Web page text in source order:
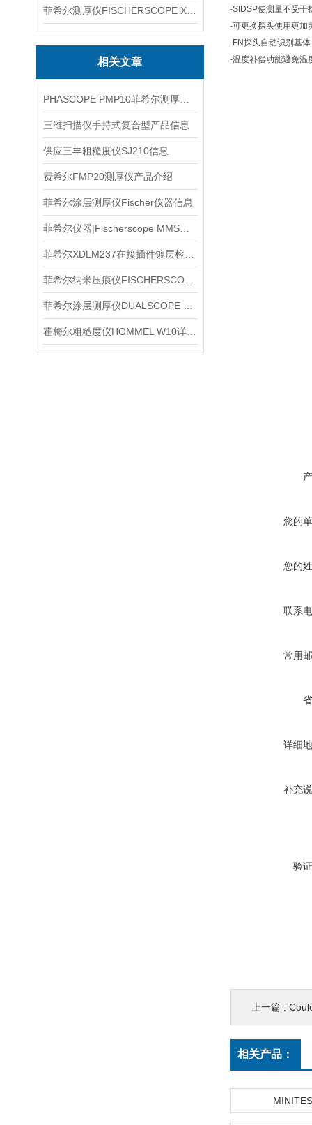
相关文章
三维扫描仪手持式复合型产品信息
供应三丰粗糙度仪SJ210信息
费希尔FMP20测厚仪产品介绍
菲希尔涂层测厚仪Fischer仪器信息
-SIDSP使测量不受干
-可更换探头使用更加
-FN探头自动识别基
-温度补偿功能避免温
您的
您的
联系
常用
详细
补充
验
上一篇 :
相关产品：